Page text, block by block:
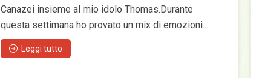
Canazei insieme al mio idolo Thomas.Durante
questa settimana ho provato un mix di emozioni...
Leggi tutto